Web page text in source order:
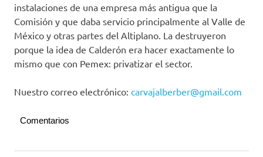
instalaciones de una empresa más antigua que la
Comisión y que daba servicio principalmente al Valle de
México y otras partes del Altiplano. La destruyeron
porque la idea de Calderón era hacer exactamente lo
mismo que con Pemex: privatizar el sector.
Nuestro correo electrónico: carvajalberber@gmail.com
Comentarios